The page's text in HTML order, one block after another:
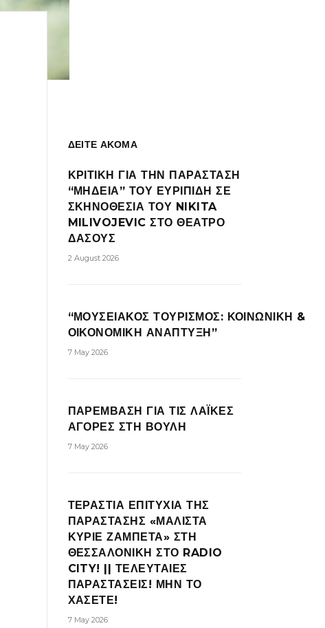
ΔΕΙΤΕ ΑΚΟΜΑ
ΚΡΙΤΙΚΗ ΓΙΑ ΤΗΝ ΠΑΡΑΣΤΑΣΗ
“ΜΗΔΕΙΑ” ΤΟΥ ΕΥΡΙΠΙΔΗ ΣΕ
ΣΚΗΝΟΘΕΣΙΑ ΤΟΥ NIKITA
MILIVOJEVIC ΣΤΟ ΘΕΑΤΡΟ
ΔΑΣΟΥΣ
2 August 2026
“ΜΟΥΣΕΙΑΚΟΣ ΤΟΥΡΙΣΜΟΣ: ΚΟΙΝΩΝΙΚΗ &
ΟΙΚΟΝΟΜΙΚΗ ΑΝΑΠΤΥΞΗ”
7 May 2026
ΠΑΡΕΜΒΑΣΗ ΓΙΑ ΤΙΣ ΛΑΪΚΕΣ
ΑΓΟΡΕΣ ΣΤΗ ΒΟΥΛΗ
7 May 2026
ΤΕΡΑΣΤΙΑ ΕΠΙΤΥΧΙΑ ΤΗΣ
ΠΑΡΑΣΤΑΣΗΣ «ΜΑΛΙΣΤΑ
ΚΥΡΙΕ ΖΑΜΠΕΤΑ» ΣΤΗ
ΘΕΣΣΑΛΟΝΙΚΗ ΣΤΟ RADIO
CITY! || ΤΕΛΕΥΤΑΙΕΣ
ΠΑΡΑΣΤΑΣΕΙΣ! ΜΗΝ ΤΟ
ΧΑΣΕΤΕ!
7 May 2026